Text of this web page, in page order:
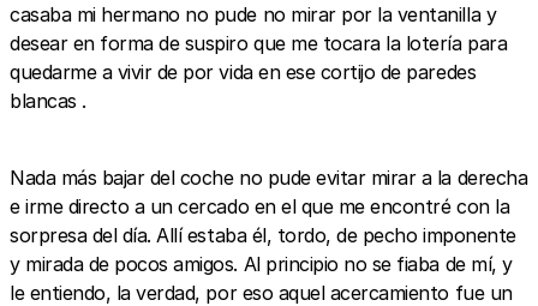
casaba mi hermano no pude no mirar por la ventanilla y
desear en forma de suspiro que me tocara la lotería para
quedarme a vivir de por vida en ese cortijo de paredes
blancas .
Nada más bajar del coche no pude evitar mirar a la derecha
e irme directo a un cercado en el que me encontré con la
sorpresa del día. Allí estaba él, tordo, de pecho imponente
y mirada de pocos amigos. Al principio no se fiaba de mí, y
le entiendo, la verdad, por eso aquel acercamiento fue un